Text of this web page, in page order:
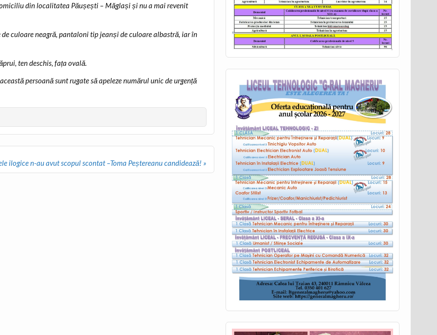
din localitatea Păușești – Măglași și nu a mai revenit
culoare neagră, pantaloni tip jeanși de culoare albastră, iar în
ten deschis, fața ovală.
persoană sunt rugate să apeleze numărul unic de urgență
ilogice n-au avut scopul scontat –Toma Peștereanu candidează! »